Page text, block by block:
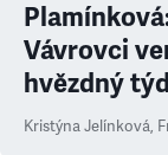
Vávrovci
hvězdný
Kristýna Jelínková,